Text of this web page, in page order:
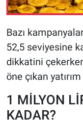
Bazı
52,5 seviyesine
dikkatini
öne çıkan
1 MİLYON
KADAR?